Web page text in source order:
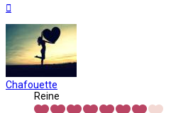
Chafouette
Reine